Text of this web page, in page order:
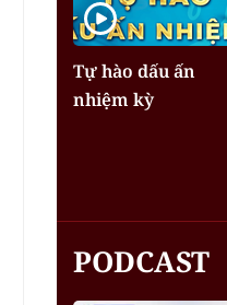
Tự hào dấu ấn
nhiệm kỳ
PODCAST